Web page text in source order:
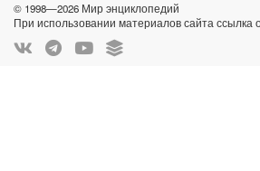
© 1998—2026 Мир энциклопедий
При использовании материалов сайта ссылка